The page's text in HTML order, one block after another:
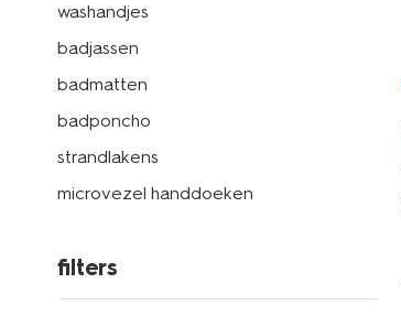
washandjes
badjassen
badmatten
badponcho
strandlakens
microvezel handdoeken
filters